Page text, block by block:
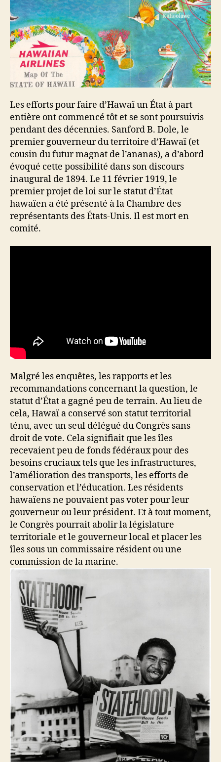
Les efforts pour faire d’Hawaï un État à part
entière ont commencé tôt et se sont poursuivis
pendant des décennies. Sanford B. Dole, le
premier gouverneur du territoire d’Hawaï (et
cousin du futur magnat de l’ananas), a d’abord
évoqué cette possibilité dans son discours
inaugural de 1894. Le 11 février 1919, le
premier projet de loi sur le statut d’État
hawaïen a été présenté à la Chambre des
représentants des États-Unis. Il est mort en
comité.
Malgré les enquêtes, les rapports et les
recommandations concernant la question, le
statut d’État a gagné peu de terrain. Au lieu de
cela, Hawaï a conservé son statut territorial
ténu, avec un seul délégué du Congrès sans
droit de vote. Cela signifiait que les îles
recevaient peu de fonds fédéraux pour des
besoins cruciaux tels que les infrastructures,
l’amélioration des transports, les efforts de
conservation et l’éducation. Les résidents
hawaïens ne pouvaient pas voter pour leur
gouverneur ou leur président. Et à tout moment,
le Congrès pourrait abolir la législature
territoriale et le gouverneur local et placer les
îles sous un commissaire résident ou une
commission de la marine.